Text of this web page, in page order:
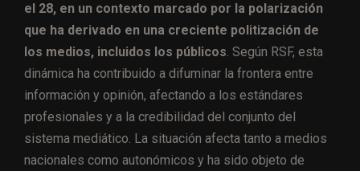
el 28, en un contexto marcado por la polarización
que ha derivado en una creciente politización de
los medios, incluidos los públicos. Según RSF, esta
dinámica ha contribuido a difuminar la frontera entre
información y opinión, afectando a los estándares
profesionales y a la credibilidad del conjunto del
sistema mediático. La situación afecta tanto a medios
nacionales como autonómicos y ha sido objeto de